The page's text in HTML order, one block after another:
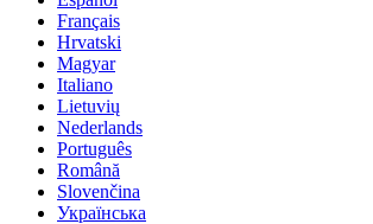
Français
Hrvatski
Magyar
Italiano
Lietuvių
Nederlands
Português
Română
Slovenčina
Українська